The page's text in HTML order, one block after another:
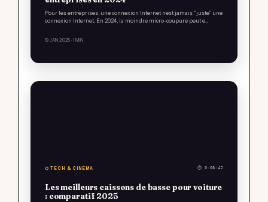
Pour les entreprises, une connexion Internet n’est jamais “juste” une
connexion Internet. En 2024, la moindre micro-coupure peut e…
19 JAN 2025 · 1 MIN
⌬ TECH & CINÉMA ⏱ 0:08:42
Les meilleurs caissons de basse pour voiture
: comparatif 2025